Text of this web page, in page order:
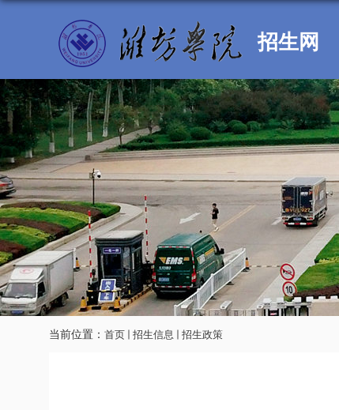
招生网
当前位置： 首页 招生信息 招生政策